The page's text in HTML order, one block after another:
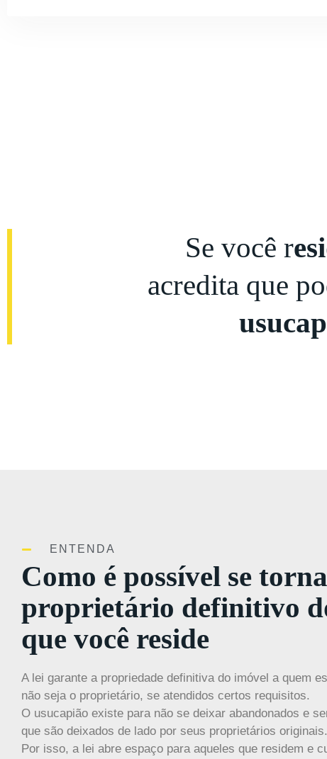
Se você r
acredita que
ENTENDA
Como é possível se
proprietário definitivo
que você reside
A lei garante a propriedade definitiva do imóvel a quem
não seja o proprietário, se atendidos certos requisitos.
O usucapião existe para não se deixar abandonados e
que são deixados de lado por seus proprietários originais.
Por isso, a lei abre espaço para aqueles que residem e